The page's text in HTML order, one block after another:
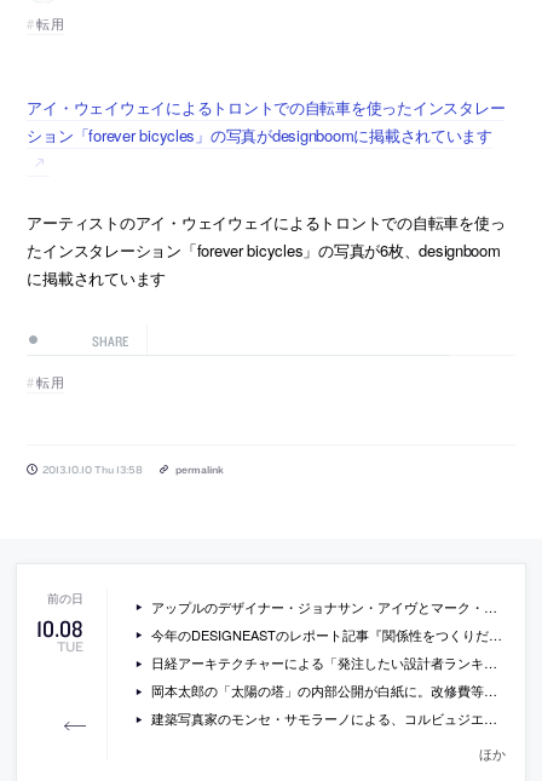
転用
アイ・ウェイウェイによるトロントでの自転車を使ったインスタレー
ション「forever bicycles」の写真がdesignboomに掲載されています
アーティストのアイ・ウェイウェイによるトロントでの自転車を使っ
たインスタレーション「forever bicycles」の写真が6枚、designboom
に掲載されています
SHARE
転用
2013.10.10 Thu 13:58 permalink
10.08
TUE
アップルのデザイナー・ジョナサン・アイヴとマーク・ニューソンがデザインしたライカのカメラの写真
今年のDESIGNEASTのレポート記事『関係性をつくりだす場所と時 「デザインイースト 04 場への愛」』
日経アーキテクチャーによる「発注したい設計者ランキング」が公開
岡本太郎の「太陽の塔」の内部公開が白紙に。改修費等の問題で。
建築写真家のモンセ・サモラーノによる、コルビュジエの「ラ・トゥーレット修道院」の動画
ほか